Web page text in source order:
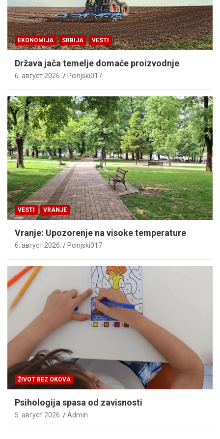
EKONOMIJA SRBIJA VESTI
Država jača temelje domaće proizvodnje
6. август 2026. Pcinjski017
VESTI VRANJE
Vranje: Upozorenje na visoke temperature
6. август 2026. Pcinjski017
ŽIVOT BEZ OKOVA
Psihologija spasa od zavisnosti
5. август 2026. Admin